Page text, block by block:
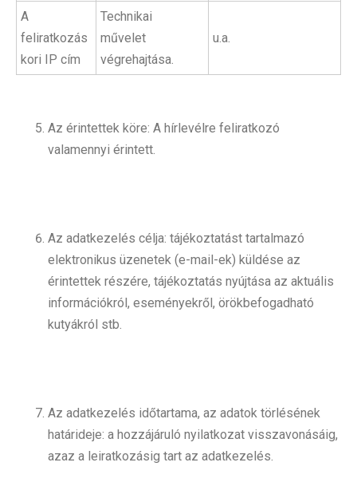
A
feliratkozás
kori IP cím
Technikai
művelet
végrehajtása.
u.a.
Az érintettek köre: A hírlevélre feliratkozó
valamennyi érintett.
Az adatkezelés célja: tájékoztatást tartalmazó
elektronikus üzenetek (e-mail-ek) küldése az
érintettek részére, tájékoztatás nyújtása az aktuális
információkról, eseményekről, örökbefogadható
kutyákról stb.
Az adatkezelés időtartama, az adatok törlésének
határideje: a hozzájáruló nyilatkozat visszavonásáig,
azaz a leiratkozásig tart az adatkezelés.